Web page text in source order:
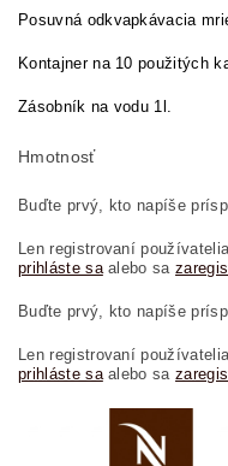
Posuvná odkvapkávacia
Kontajner na 10 použitých
Zásobník na vodu 1l.
Hmotnosť
Buďte prvý, kto napíše
Len registrovaní
prihláste saalebo sa
Buďte prvý, kto napíše
Len registrovaní
prihláste saalebo sa